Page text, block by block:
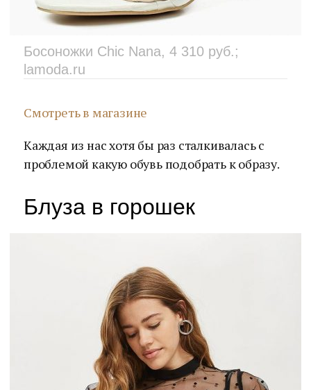
Босоножки Chic Nana, 4 310 руб.;
lamoda.ru
Смотреть в магазине
Каждая из нас хотя бы раз сталкивалась с
проблемой какую обувь подобрать к образу.
Блуза в горошек